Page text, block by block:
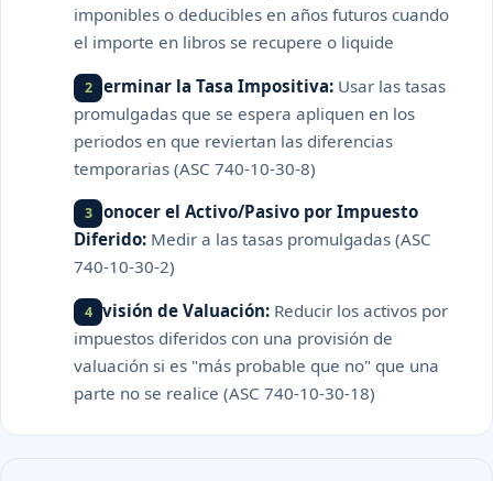
imponibles o deducibles en años futuros cuando
el importe en libros se recupere o liquide
Determinar la Tasa Impositiva: Usar las tasas
promulgadas que se espera apliquen en los
periodos en que reviertan las diferencias
temporarias (ASC 740-10-30-8)
Reconocer el Activo/Pasivo por Impuesto
Diferido: Medir a las tasas promulgadas (ASC
740-10-30-2)
Provisión de Valuación: Reducir los activos por
impuestos diferidos con una provisión de
valuación si es "más probable que no" que una
parte no se realice (ASC 740-10-30-18)